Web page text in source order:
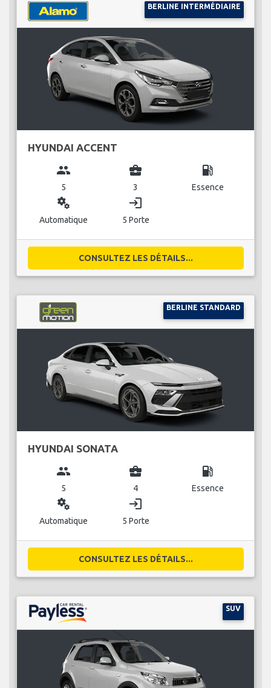
BERLINE INTERMÉDIAIRE
HYUNDAI ACCENT
group
5
business_center
3
local_gas_station
Essence
miscellaneous_services
Automatique
login
5 Porte
CONSULTEZ LES DÉTAILS...
BERLINE STANDARD
HYUNDAI SONATA
group
5
business_center
4
local_gas_station
Essence
miscellaneous_services
Automatique
login
5 Porte
CONSULTEZ LES DÉTAILS...
SUV